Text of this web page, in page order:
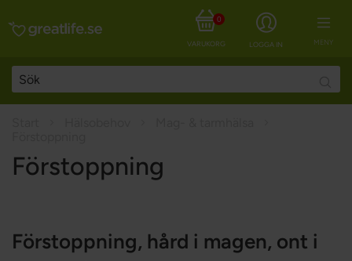
MENY
LOGGA IN
VARUKORG
0
Förstoppning
Förstoppning, hård i magen, ont i